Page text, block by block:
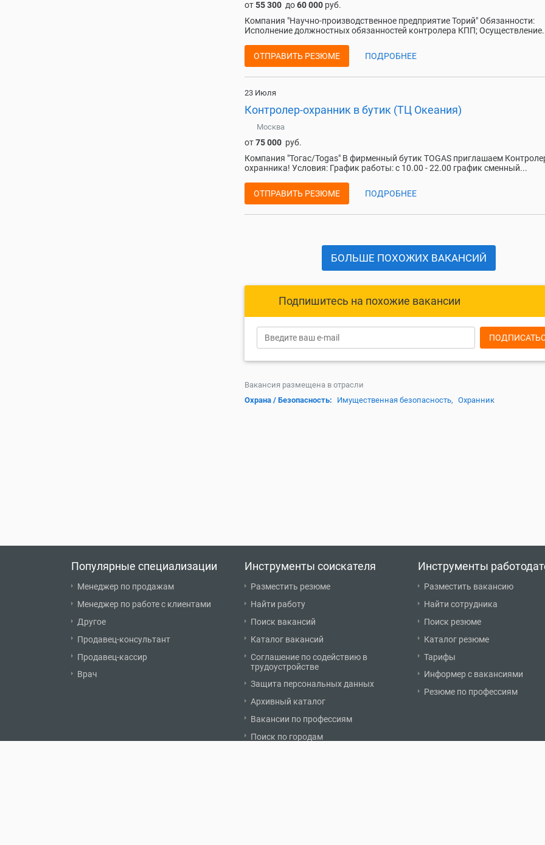
от55 300 до60 000 руб.
Компания "Научно-производственное предприятие Торий" Обязанности:
Исполнение должностных обязанностей контролера КПП;
ОТПРАВИТЬ РЕЗЮМЕ ПОДРОБНЕЕ
23 Июля
Контролер-охранник в бутик (ТЦ Океания)
Москва
от75 000 руб.
Компания "Тогас/Togas" В фирменный бутик TOGAS приглашаем
охранника! Условия: График работы: с 10.00 - 22.00 график сменный...
ОТПРАВИТЬ РЕЗЮМЕ ПОДРОБНЕЕ
БОЛЬШЕ ПОХОЖИХ ВАКАНСИЙ
Подпишитесь на похожие вакансии
Вакансия размещена в отрасли
Охрана / Безопасность:
Имущественная безопасность, Охранник
Популярные специализации
Менеджер по продажам
Менеджер по работе с клиентами
Другое
Продавец-консультант
Продавец-кассир
Врач
Инструменты соискателя
Разместить резюме
Найти работу
Поиск вакансий
Каталог вакансий
Соглашение по содействию в
трудоустройстве
Защита персональных данных
Архивный каталог
Вакансии по профессиям
Поиск по городам
Инструменты
Разместить вакансию
Найти сотрудника
Поиск резюме
Каталог резюме
Тарифы
Информер с вакансиями
Резюме по профессиям